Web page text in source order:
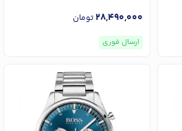
28,490,000تومان
ارسال فوری